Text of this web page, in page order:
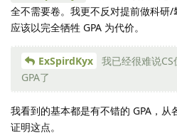
全不需要卷。我更不反对提前做科
应该以完全牺牲 GPA 为代价。
ExSpirdKyx
我已经很难说
GPA了
我看到的基本都是有不错的 GPA，
证明这点。